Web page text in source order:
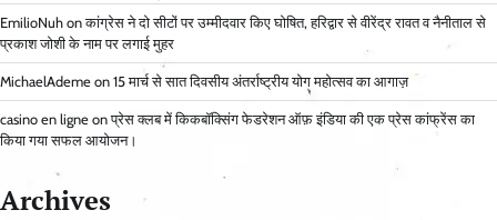
EmilioNuh onकांग्रेस ने दो सीटों पर उम्मीदवार किए घोषित, हरिद्वार से वीरेंद्र रावत व नैनीताल से
प्रकाश जोशी के नाम पर लगाई मुहर
MichaelAdeme on 15 मार्च से सात दिवसीय अंतर्राष्ट्रीय योग महोत्सव का आगाज़
casino en ligne onप्रेस क्लब में किकबॉक्सिंग फेडरेशन ऑफ़ इंडिया की एक प्रेस कांफ्रेंस का
किया गया सफल आयोजन।
Archives